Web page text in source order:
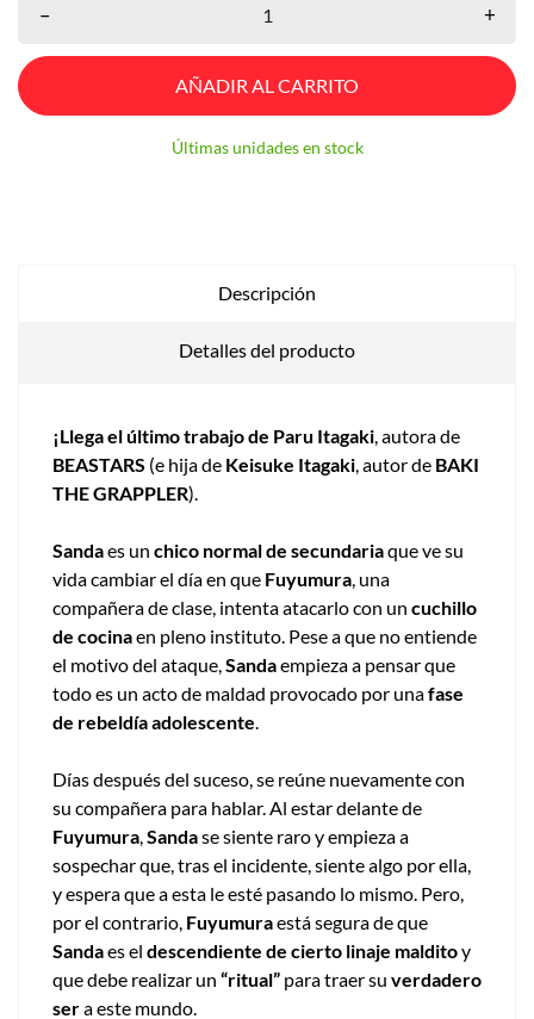
– +
AÑADIR AL CARRITO
Últimas unidades en stock
Descripción
Detalles del producto
¡Llega el último trabajo de Paru Itagaki, autora de
BEASTARS (e hija de Keisuke Itagaki, autor de BAKI
THE GRAPPLER).
Sandaes un chico normal de secundariaque ve su
vida cambiar el día en que Fuyumura, una
compañera de clase, intenta atacarlo con un cuchillo
de cocinaen pleno instituto. Pese a que no entiende
el motivo del ataque,Sandaempieza a pensar que
todo es un acto de maldad provocado por unafase
de rebeldía adolescente.
Días después del suceso, se reúne nuevamente con
su compañera para hablar. Al estar delante de
Fuyumura,Sandase siente raro y empieza a
sospechar que, tras el incidente, siente algo por ella,
y espera que a esta le esté pasando lo mismo. Pero,
por el contrario, Fuyumuraestá segura de que
Sandaes el descendiente de cierto linaje malditoy
que debe realizar un “ritual” para traer su verdadero
sera este mundo.